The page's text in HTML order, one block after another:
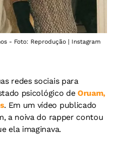
- Foto: Reprodução | Instagram
redes sociais para
psicológico de Oruam,
. Em um vídeo publicado
a noiva do rapper contou
ela imaginava.